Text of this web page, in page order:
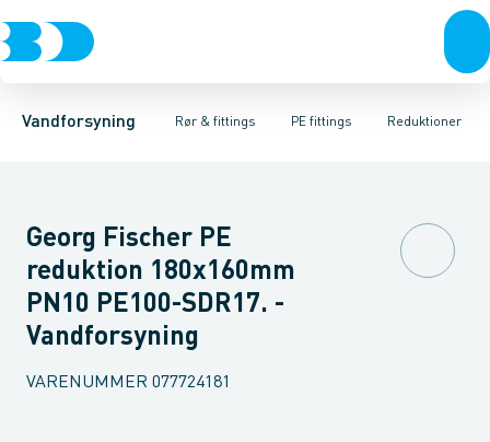
Vandforsyning Rør & fittings
Rør & fittingsKoblinger & anboringerMuffer, klemmer &
PE fittings
PE rørPE EL fittingsPE fittings Duktiljern fittingsReduktioner
Vinkler 90gr.Vinkler 60gr.Vinkler 45gr.Vinkler 30gr.Vinkler
Georg Fischer PE
reduktion 180x160mm
PN10 PE100-SDR17. -
Vandforsyning
VARENUMMER 077724181